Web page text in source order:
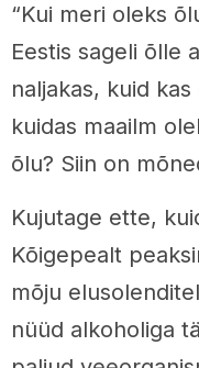
“Kui meri oleks
Eestis sageli õlle
naljakas, kuid
kuidas maailm
õlu? Siin on
Kujutage ette,
Kõigepealt
mõju
nüüd alkoholiga